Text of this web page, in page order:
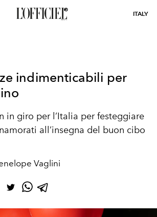
ITALY
indimenticabili per
in giro per l’Italia per festeggiare
all’insegna del buon cibo
Vaglini